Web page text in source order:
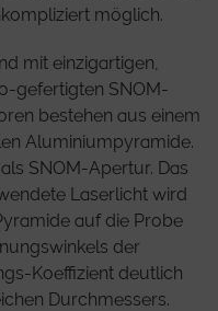
möglich.
mit einzigartigen,
gefertigten SNOM-
bestehen aus einem
Aluminiumpyramide.
SNOM-Apertur. Das
Laserlicht wird
auf die Probe
der
Koeffizient deutlich
Durchmessers.